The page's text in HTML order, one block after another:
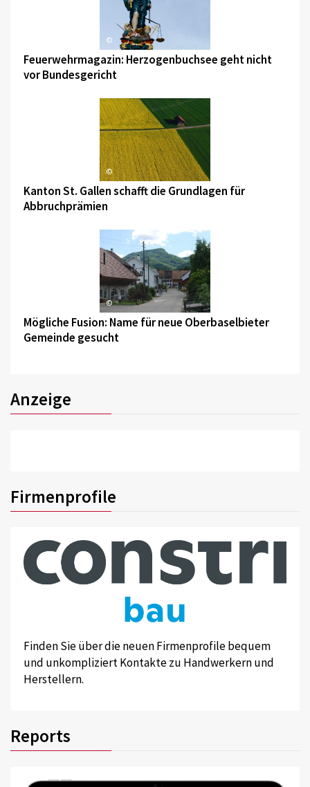
©
Feuerwehrmagazin: Herzogenbuchsee geht nicht
vor Bundesgericht
©
Kanton St. Gallen schafft die Grundlagen für
Abbruchprämien
©
Mögliche Fusion: Name für neue Oberbaselbieter
Gemeinde gesucht
Anzeige
Firmenprofile
Finden Sie über die neuen Firmenprofile bequem
und unkompliziert Kontakte zu Handwerkern und
Herstellern.
Reports